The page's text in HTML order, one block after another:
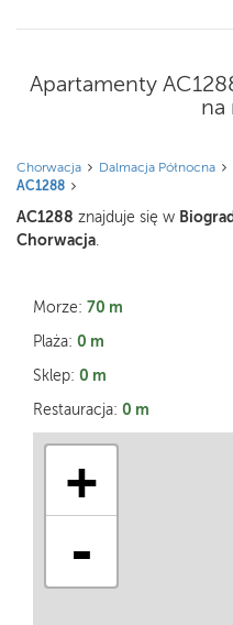
Apartamenty
na
Chorwacja Dalmacja Północna
AC1288
AC1288 znajduje się w
Chorwacja
Morze: 70 m
Plaża: 0 m
Sklep: 0 m
Restauracja: 0 m
+
-